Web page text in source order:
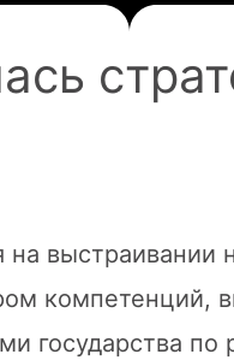
государства